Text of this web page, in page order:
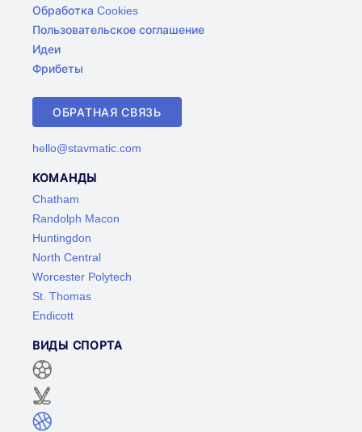
Обработка Cookies
Пользовательское соглашение
Идеи
Фрибеты
ОБРАТНАЯ СВЯЗЬ
hello@stavmatic.com
КОМАНДЫ
Chatham
Randolph Macon
Huntingdon
North Central
Worcester Polytech
St. Thomas
Endicott
ВИДЫ СПОРТА